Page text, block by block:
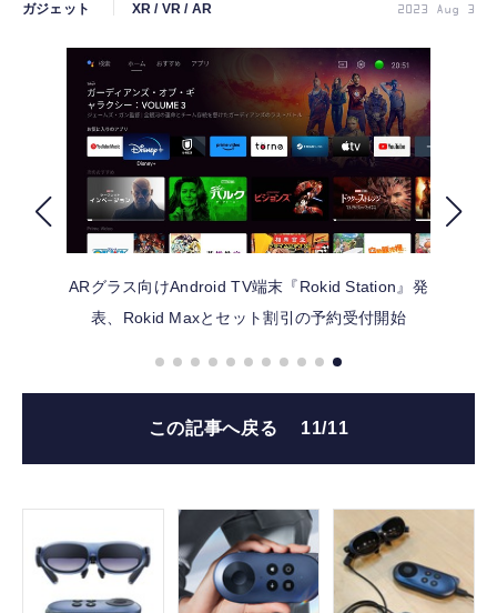
カルチャー
公式ストア
FOLLOW US
ガジェット XR / VR / AR 2023 Aug 3
ARグラス向けAndroid TV端末『Rokid Station』発
表、Rokid Maxとセット割引の予約受付開始
この記事へ戻る 11/11